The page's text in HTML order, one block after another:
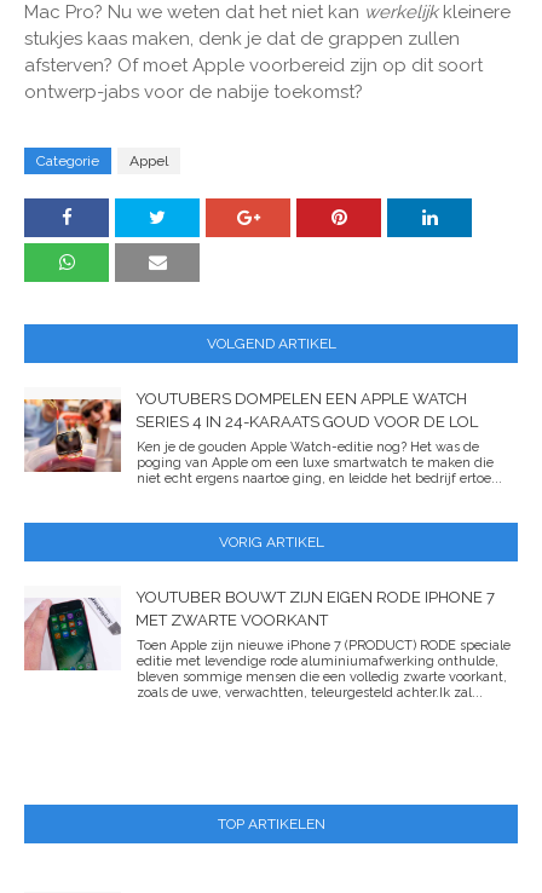
Mac Pro? Nu we weten dat het niet kan werkelijkkleinere
stukjes kaas maken, denk je dat de grappen zullen
afsterven? Of moet Apple voorbereid zijn op dit soort
ontwerp-jabs voor de nabije toekomst?
Categorie Appel
VOLGEND ARTIKEL
YOUTUBERS DOMPELEN EEN APPLE WATCH
SERIES 4 IN 24-KARAATS GOUD VOOR DE LOL
Ken je de gouden Apple Watch-editie nog? Het was de
poging van Apple om een ​​luxe smartwatch te maken die
niet echt ergens naartoe ging, en leidde het bedrijf ertoe...
VORIG ARTIKEL
YOUTUBER BOUWT ZIJN EIGEN RODE IPHONE 7
MET ZWARTE VOORKANT
Toen Apple zijn nieuwe iPhone 7 (PRODUCT) RODE speciale
editie met levendige rode aluminiumafwerking onthulde,
bleven sommige mensen die een volledig zwarte voorkant,
zoals de uwe, verwachtten, teleurgesteld achter.Ik zal...
TOP ARTIKELEN